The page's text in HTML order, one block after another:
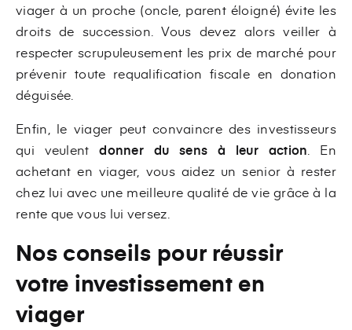
viager à un proche (oncle, parent éloigné) évite les
droits de succession. Vous devez alors veiller à
respecter scrupuleusement les prix de marché pour
prévenir toute requalification fiscale en donation
déguisée.
Enfin, le viager peut convaincre des investisseurs
qui veulentdonner du sens à leur action . En
achetant en viager, vous aidez un senior à rester
chez lui avec une meilleure qualité de vie grâce à la
rente que vous lui versez.
Nos conseils pour réussir
votre investissement en
viager